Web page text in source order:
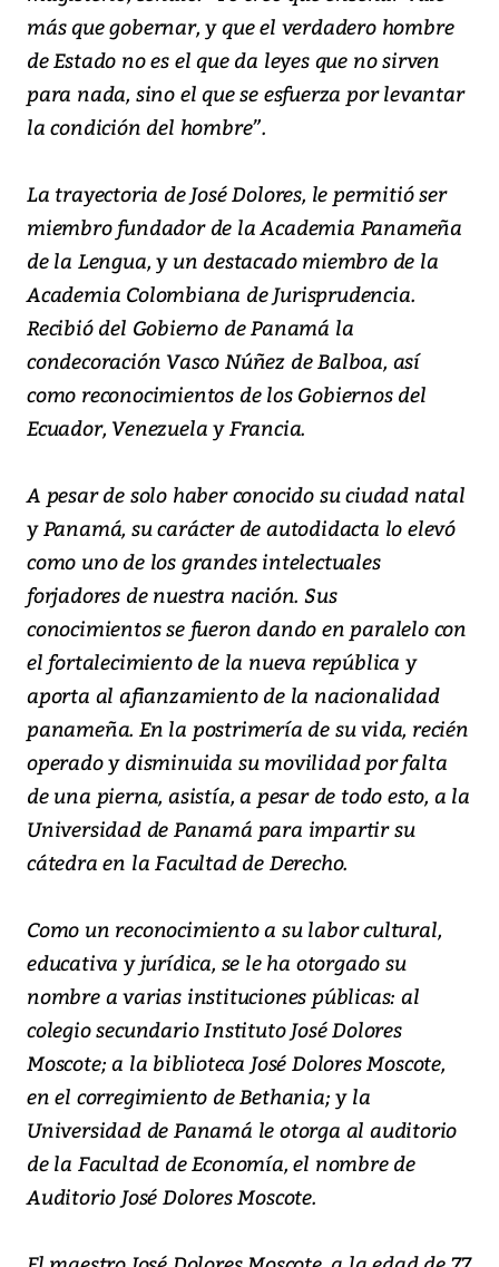
más que gobernar, y que el verdadero hombre
de Estado no es el que da leyes que no sirven
para nada, sino el que se esfuerza por levantar
la condición del hombre”.
La trayectoria de José Dolores, le permitió ser
miembro fundador de la Academia Panameña
de la Lengua, y un destacado miembro de la
Academia Colombiana de Jurisprudencia.
Recibió del Gobierno de Panamá la
condecoración Vasco Núñez de Balboa, así
como reconocimientos de los Gobiernos del
Ecuador, Venezuela y Francia.
A pesar de solo haber conocido su ciudad natal
y Panamá, su carácter de autodidacta lo elevó
como uno de los grandes intelectuales
forjadores de nuestra nación. Sus
conocimientos se fueron dando en paralelo con
el fortalecimiento de la nueva república y
aporta al afianzamiento de la nacionalidad
panameña. En la postrimería de su vida, recién
operado y disminuida su movilidad por falta
de una pierna, asistía, a pesar de todo esto, a la
Universidad de Panamá para impartir su
cátedra en la Facultad de Derecho.
Como un reconocimiento a su labor cultural,
educativa y jurídica, se le ha otorgado su
nombre a varias instituciones públicas: al
colegio secundario Instituto José Dolores
Moscote; a la biblioteca José Dolores Moscote,
en el corregimiento de Bethania; y la
Universidad de Panamá le otorga al auditorio
de la Facultad de Economía, el nombre de
Auditorio José Dolores Moscote.